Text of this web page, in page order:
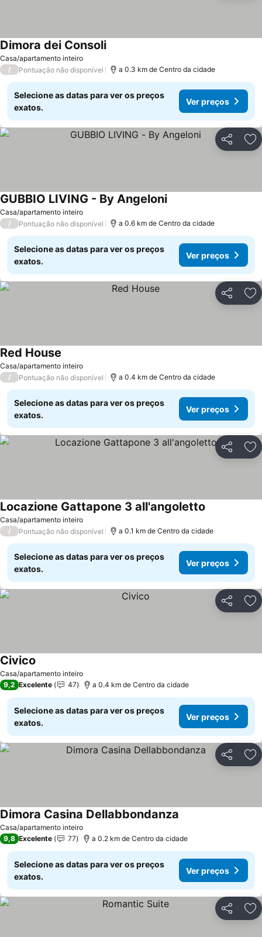
Casa/apartamento inteiro
Dimora dei Consoli
/ Pontuação não disponível a 0.3 km de Centro da cidade
Selecione as datas para ver os preços
exatos.
Ver preços
Partilhar
Casa/apartamento inteiro
GUBBIO LIVING - By Angeloni
/ Pontuação não disponível a 0.6 km de Centro da cidade
Selecione as datas para ver os preços
exatos.
Ver preços
Partilhar
Casa/apartamento inteiro
Red House
/ Pontuação não disponível a 0.4 km de Centro da cidade
Selecione as datas para ver os preços
exatos.
Ver preços
Partilhar
Casa/apartamento inteiro
Locazione Gattapone 3 all'angoletto
/ Pontuação não disponível a 0.1 km de Centro da cidade
Selecione as datas para ver os preços
exatos.
Ver preços
Partilhar
Casa/apartamento inteiro
Civico
9,2 Excelente 47 a 0.4 km de Centro da cidade
Selecione as datas para ver os preços
exatos.
Ver preços
Partilhar
Casa/apartamento inteiro
Dimora Casina Dellabbondanza
9,8 Excelente 77 a 0.2 km de Centro da cidade
Selecione as datas para ver os preços
exatos.
Ver preços
Partilhar